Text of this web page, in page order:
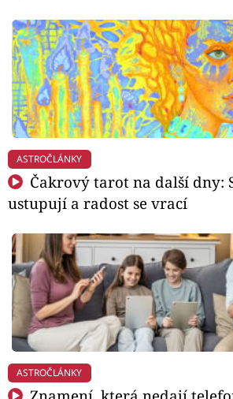
ASTROČLÁNKY
Čakrový tarot na další dny:
ustupují a radost se vrací
ASTROČLÁNKY